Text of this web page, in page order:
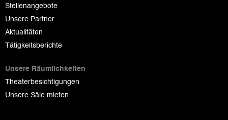
Stellenangebote
Unsere Partner
Aktualitäten
Tätigkeitsberichte
Unsere Räumlichkeiten
Theaterbesichtigungen
Unsere Säle mieten